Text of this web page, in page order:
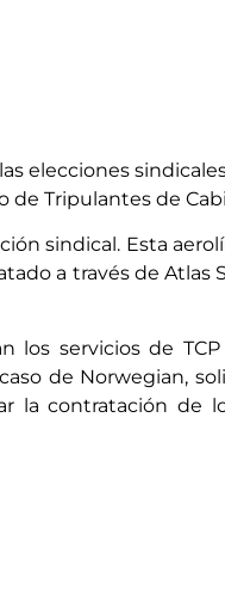
elecciones
de Tripulantes de
sindical. Esta
a través de Atlas
los servicios de
de Norwegian,
la contratación de